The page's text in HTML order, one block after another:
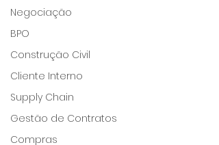
Negociação
BPO
Construção Civil
Cliente Interno
Supply Chain
Gestão de Contratos
Compras